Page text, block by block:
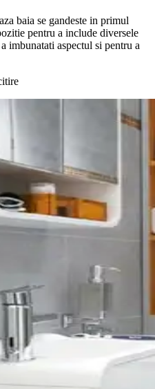
baia se gandeste in primul
pentru a include diversele
imbunatati aspectul si pentru a